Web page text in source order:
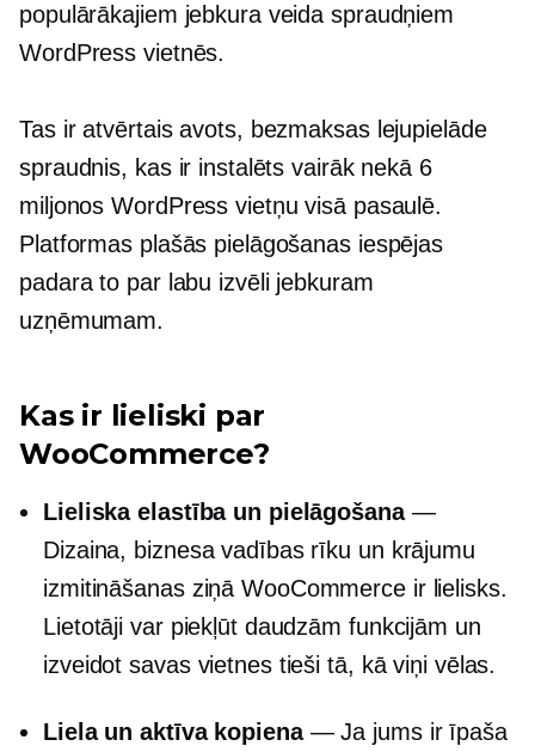
populārākajiem jebkura veida spraudņiem
WordPress vietnēs.
Tas iratvērtais avots, bezmaksas lejupielāde
spraudnis, kas ir instalēts vairāk nekā 6
miljonos WordPress vietņu visā pasaulē.
Platformas plašās pielāgošanas iespējas
padara to par labu izvēli jebkuram
uzņēmumam.
Kas ir lieliski par
WooCommerce?
Lieliska elastība un pielāgošana—
Dizaina, biznesa vadības rīku un krājumu
izmitināšanas ziņā WooCommerce ir lielisks.
Lietotāji var piekļūt daudzām funkcijām un
izveidot savas vietnes tieši tā, kā viņi vēlas.
Liela un aktīva kopiena— Ja jums ir īpaša